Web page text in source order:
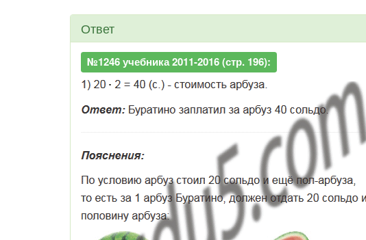
Ответ
№1246 учебника 2011-2016 (стр. 196):